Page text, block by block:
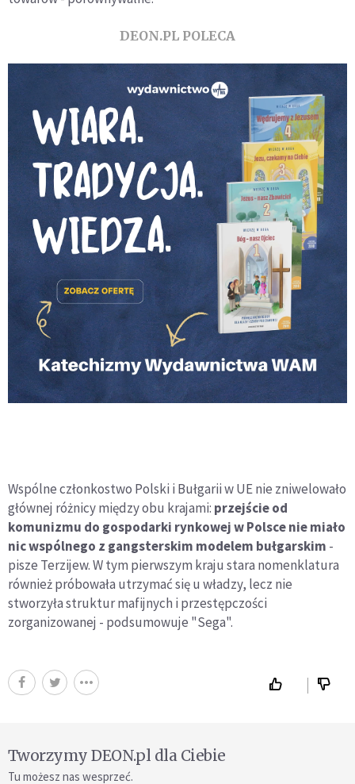
DEON.PL POLECA
Wspólne członkostwo Polski i Bułgarii w UE nie zniwelowało
głównej różnicy między obu krajami: przejście od
komunizmu do gospodarki rynkowej w Polsce nie miało
nic wspólnego z gangsterskim modelem bułgarskim -
pisze Terzijew. W tym pierwszym kraju stara nomenklatura
również próbowała utrzymać się u władzy, lecz nie
stworzyła struktur mafijnych i przestępczości
zorganizowanej - podsumowuje "Sega".
Tworzymy DEON.pl dla Ciebie
Tu możesz nas wesprzeć.